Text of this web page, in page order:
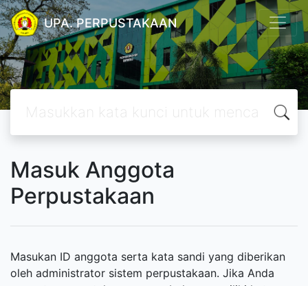
UPA. PERPUSTAKAAN
Masuk Anggota
Perpustakaan
Masukan ID anggota serta kata sandi yang diberikan
oleh administrator sistem perpustakaan. Jika Anda